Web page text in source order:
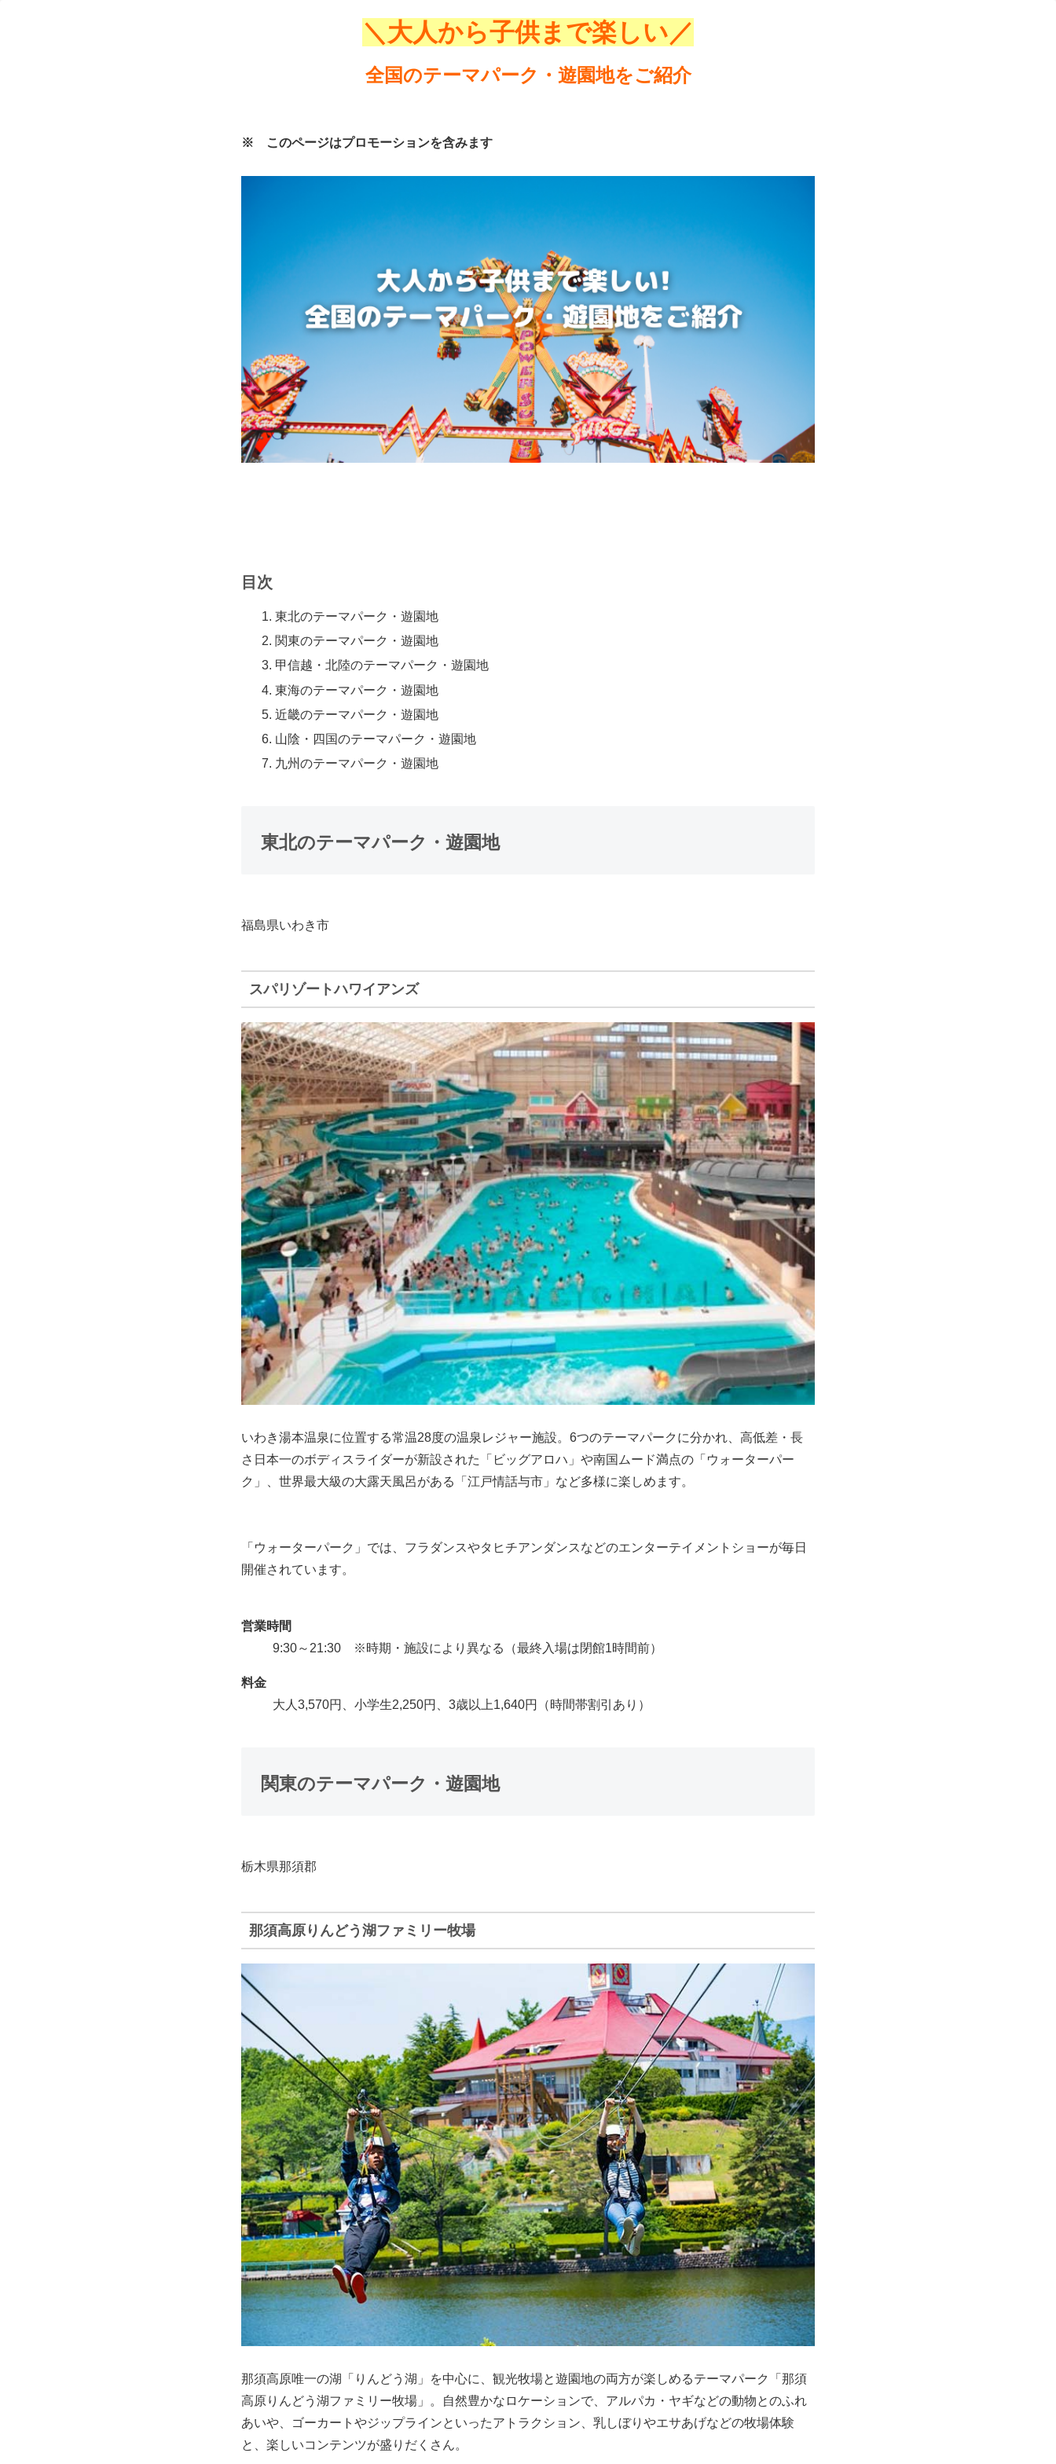
＼大人から子供まで楽しい／
全国のテーマパーク・遊園地をご紹介
※ このページはプロモーションを含みます
目次
東北のテーマパーク・遊園地
関東のテーマパーク・遊園地
甲信越・北陸のテーマパーク・遊園地
東海のテーマパーク・遊園地
近畿のテーマパーク・遊園地
山陰・四国のテーマパーク・遊園地
九州のテーマパーク・遊園地
東北のテーマパーク・遊園地
福島県いわき市
スパリゾートハワイアンズ
いわき湯本温泉に位置する常温28度の温泉レジャー施設。6つのテーマパークに分かれ、高低差・長
さ日本一のボディスライダーが新設された「ビッグアロハ」や南国ムード満点の「ウォーターパー
ク」、世界最大級の大露天風呂がある「江戸情話与市」など多様に楽しめます。
「ウォーターパーク」では、フラダンスやタヒチアンダンスなどのエンターテイメントショーが毎日
開催されています。
営業時間
9:30～21:30 ※時期・施設により異なる（最終入場は閉館1時間前）
料金
大人3,570円、小学生2,250円、3歳以上1,640円（時間帯割引あり）
関東のテーマパーク・遊園地
栃木県那須郡
那須高原りんどう湖ファミリー牧場
那須高原唯一の湖「りんどう湖」を中心に、観光牧場と遊園地の両方が楽しめるテーマパーク「那須
高原りんどう湖ファミリー牧場」。自然豊かなロケーションで、アルパカ・ヤギなどの動物とのふれ
あいや、ゴーカートやジップラインといったアトラクション、乳しぼりやエサあげなどの牧場体験
と、楽しいコンテンツが盛りだくさん。